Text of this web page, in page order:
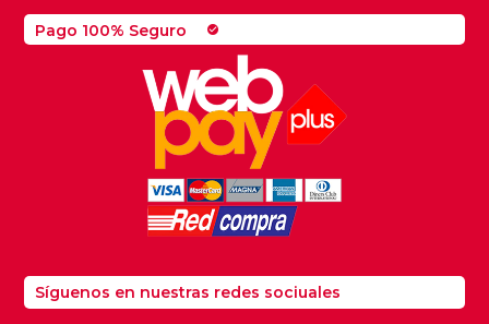
Pago 100% Seguro check_circle
Síguenos en nuestras redes sociuales